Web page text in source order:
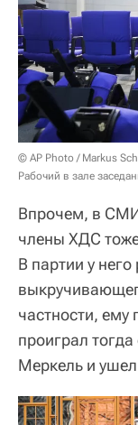
© AP Photo / Markus
Рабочий в зале
Впрочем, в
члены ХДС
В партии у
частности,
проиграл
Меркель и